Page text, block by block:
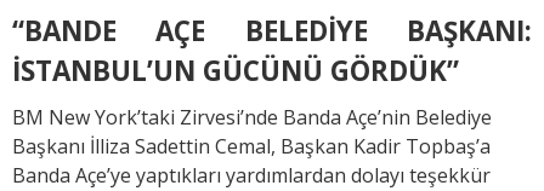
“BANDE AÇE BELEDİYE BAŞKANI:
İSTANBUL’UN GÜCÜNÜ GÖRDÜK”
BM New York’taki Zirvesi’nde Banda Açe’nin Belediye
Başkanı İlliza Sadettin Cemal, Başkan Kadir Topbaş’a
Banda Açe’ye yaptıkları yardımlardan dolayı teşekkür